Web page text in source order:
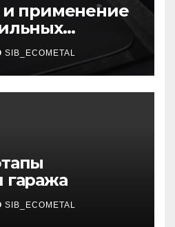
и применение
SIB_ECOMETAL
гаража
SIB_ECOMETAL